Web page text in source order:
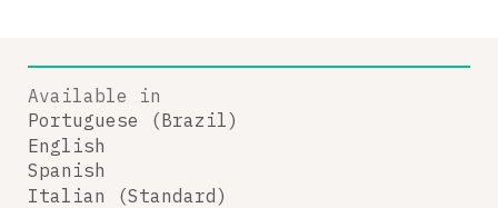
Available in
Portuguese (Brazil)
English
Spanish
Italian (Standard)